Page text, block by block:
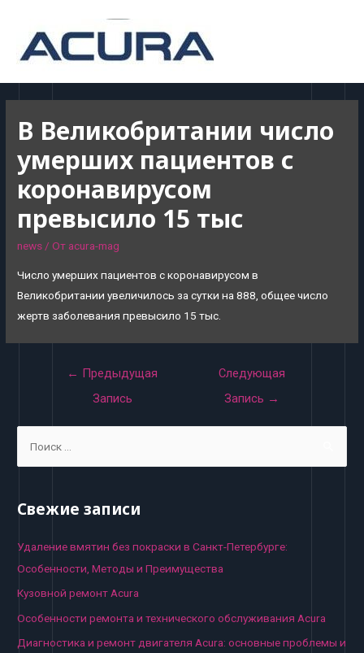
В Великобритании число
умерших пациентов с
коронавирусом
превысило 15 тыс
news/ От acura-mag
Число умерших пациентов с коронавирусом в
Великобритании увеличилось за сутки на 888, общее число
жертв заболевания превысило 15 тыс.
Навигация
← Предыдущая
Запись
Следующая
Запись →
r
h
f
o
Свежие записи
Удаление вмятин без покраски в Санкт-Петербурге:
Особенности, Методы и Преимущества
Кузовной ремонт Acura
Особенности ремонта и технического обслуживания Acura
Диагностика и ремонт двигателя Acura: основные проблемы и